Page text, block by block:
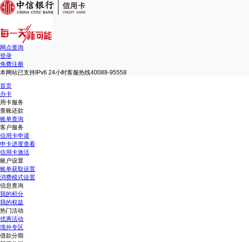
网点查询
登录
免费注册
本网站已支持IPv6 24小时客服热线40088-95558
首页
办卡
用卡服务
查账还款
账单查询
客户服务
信用卡申请
申卡进度查看
信用卡激活
账户设置
账单获取设置
消费模式设置
信息查询
我的积分
我的权益
热门活动
优惠活动
境外专区
借款分期